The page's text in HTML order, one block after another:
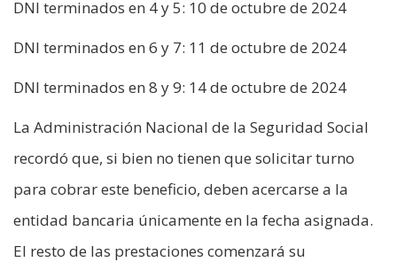
DNI terminados en 4 y 5: 10 de octubre de 2024
DNI terminados en 6 y 7: 11 de octubre de 2024
DNI terminados en 8 y 9: 14 de octubre de 2024
La Administración Nacional de la Seguridad Social
recordó que, si bien no tienen que solicitar turno
para cobrar este beneficio, deben acercarse a la
entidad bancaria únicamente en la fecha asignada.
El resto de las prestaciones comenzará su